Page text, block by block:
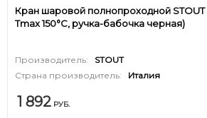
Кран шаровой полнопроходной STOUT
Tmax 150°С, ручка-бабочка черная)
Производитель:
STOUT
Страна производитель:
Италия
1 892 РУБ.